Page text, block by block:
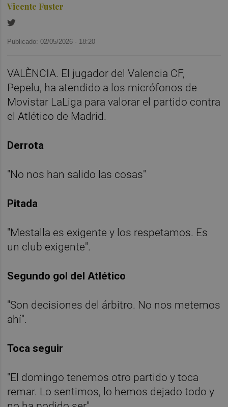
Vicente Fuster
Publicado: 02/05/2026 · 18:20
VALÈNCIA. El jugador del Valencia CF,
Pepelu, ha atendido a los micrófonos de
Movistar LaLiga para valorar el partido contra
el Atlético de Madrid.
Derrota
"No nos han salido las cosas"
Pitada
"Mestalla es exigente y los respetamos. Es
un club exigente".
Segundo gol del Atlético
"Son decisiones del árbitro. No nos metemos
ahí".
Toca seguir
"El domingo tenemos otro partido y toca
remar. Lo sentimos, lo hemos dejado todo y